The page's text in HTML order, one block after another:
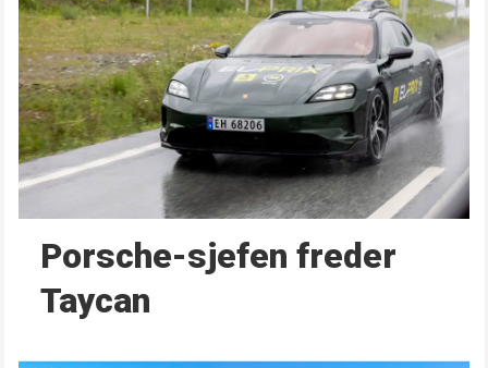
Porsche-sjefen freder
Taycan